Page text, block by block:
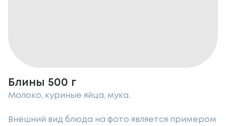
Блины 500 г
Молоко, куриные яйца, мука.
Внешний вид блюда на фото является примером